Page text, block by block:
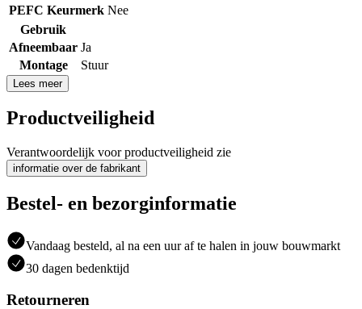
PEFC Keurmerk Nee
Gebruik
Afneembaar Ja
Montage
Stuur
Lees meer
Productveiligheid
Verantwoordelijk voor productveiligheid zie
informatie over de fabrikant
Bestel- en bezorginformatie
Vandaag besteld, al na een uur af te halen in jouw bouwmarkt
30 dagen bedenktijd
Retourneren